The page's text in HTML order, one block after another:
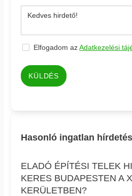
Elfogadom azAdatkezelési
KÜLDÉS
Hasonló ingatlan
ELADÓ ÉPÍTÉSI TELEK
KERES BUDAPESTEN A
KERÜLETBEN?